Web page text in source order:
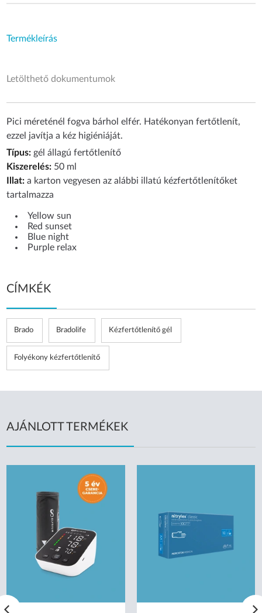
Termékleírás
Letölthető dokumentumok
Pici méreténél fogva bárhol elfér. Hatékonyan fertőtlenít,
ezzel javítja a kéz higiéniáját.​
Típus: gél állagú fertőtlenítő
Kiszerelés: 50 ml
Illat: a karton vegyesen az alábbi illatú kézfertőtlenítőket
tartalmazza
Yellow sun
Red sunset
Blue night
Purple relax
CÍMKÉK
Brado Bradolife Kézfertőtlenítő gél
Folyékony kézfertőtlenítő
AJÁNLOTT TERMÉKEK